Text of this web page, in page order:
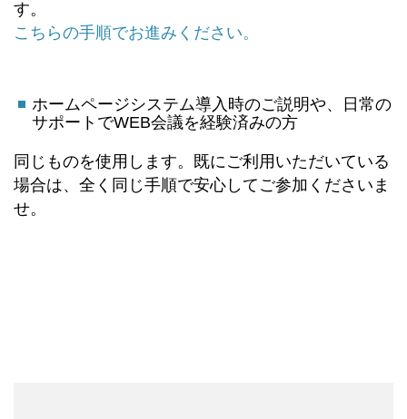
す。
こちらの手順でお進みください。
ホームページシステム導入時のご説明や、日常の
サポートでWEB会議を経験済みの方
同じものを使用します。既にご利用いただいている
場合は、全く同じ手順で安心してご参加くださいま
せ。